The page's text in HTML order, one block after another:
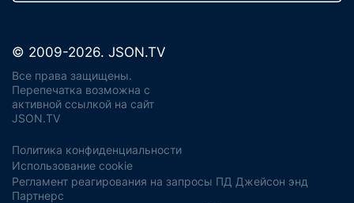
© 2009-2026. JSON.TV
Все права защищены.
Перепечатка возможна с
активной ссылкой на сайт
JSON.TV
Политика конфиденциальности
Использование cookie
Регламент реагирования на запросы ПД Джейсон энд
Партнерс